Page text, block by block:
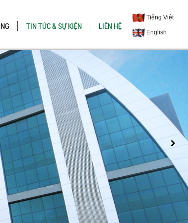
TIN TỨC & SỰ KIỆN LIÊN HỆ
Tiếng Việt
English